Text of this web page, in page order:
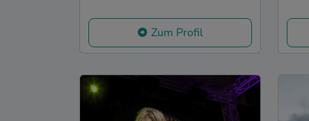
Zum Profil